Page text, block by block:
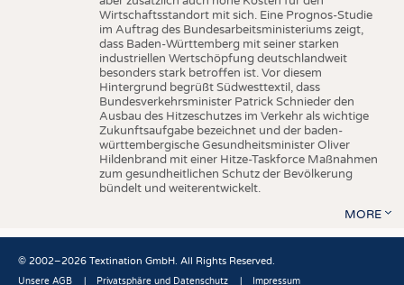
Wirtschaftsstandort mit sich. Eine Prognos-Studie
im Auftrag des Bundesarbeitsministeriums zeigt,
dass Baden-Württemberg mit seiner starken
industriellen Wertschöpfung deutschlandweit
besonders stark betroffen ist. Vor diesem
Hintergrund begrüßt Südwesttextil, dass
Bundesverkehrsminister Patrick Schnieder den
Ausbau des Hitzeschutzes im Verkehr als wichtige
Zukunftsaufgabe bezeichnet und der baden-
württembergische Gesundheitsminister Oliver
Hildenbrand mit einer Hitze-Taskforce Maßnahmen
zum gesundheitlichen Schutz der Bevölkerung
bündelt und weiterentwickelt.
MORE
© 2002–2026 Textination GmbH. All Rights Reserved.
Unsere AGB Privatsphäre und Datenschutz Impressum